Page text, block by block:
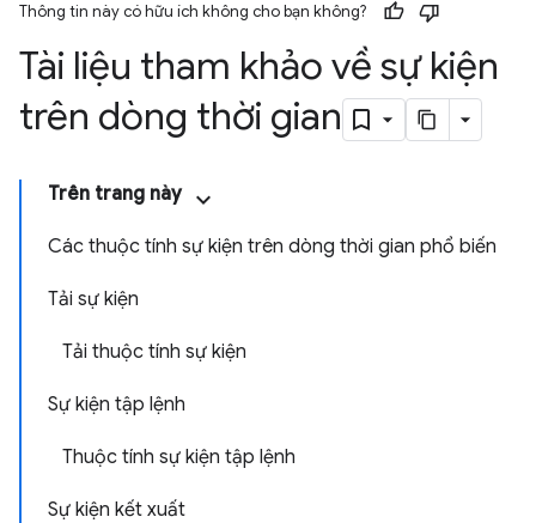
Thông tin này có hữu ích không cho bạn không?
Tài liệu tham khảo về sự kiện
trên dòng thời gian
Trên trang này
Các thuộc tính sự kiện trên dòng thời gian phổ biến
Tải sự kiện
Tải thuộc tính sự kiện
Sự kiện tập lệnh
Thuộc tính sự kiện tập lệnh
Sự kiện kết xuất